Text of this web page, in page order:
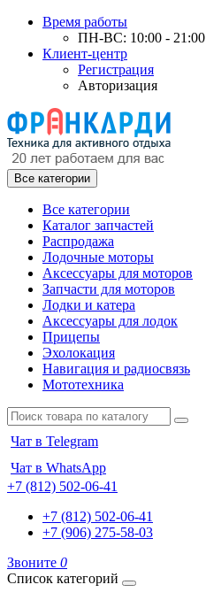
Время работы
ПН-ВС: 10:00 - 21:00
Клиент-центр
Регистрация
Авторизация
Все категории
Все категории
Каталог запчастей
Распродажа
Лодочные моторы
Аксессуары для моторов
Запчасти для моторов
Лодки и катера
Аксессуары для лодок
Прицепы
Эхолокация
Навигация и радиосвязь
Мототехника
Чат в Telegram
Чат в WhatsApp
+7 (812) 502-06-41
+7 (812) 502-06-41
+7 (906) 275-58-03
Звоните 0
Список категорий